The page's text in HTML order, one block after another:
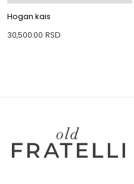
Hogan kais
30,500.00 RSD